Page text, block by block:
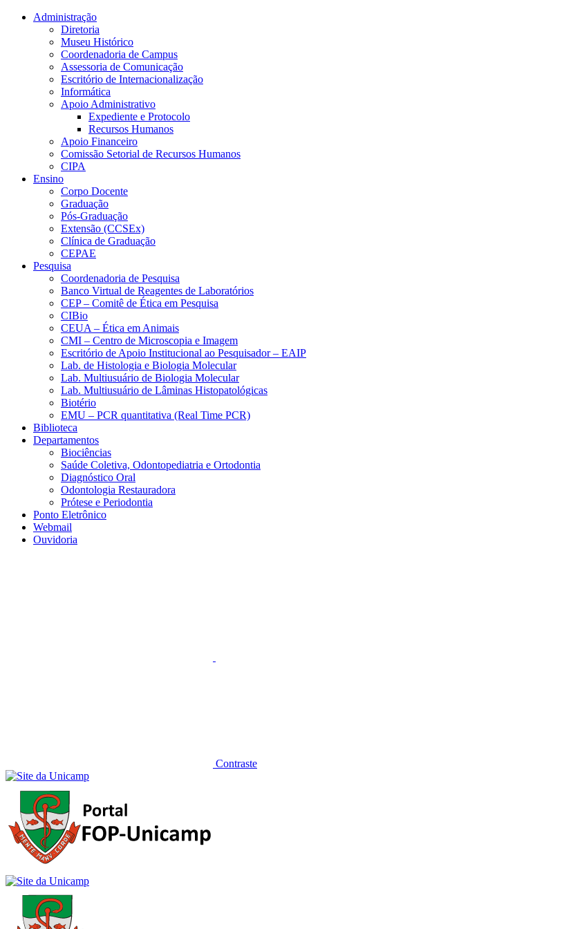
Conteúdo principal Menu principal
Administração
Diretoria
Museu Histórico
Coordenadoria de Campus
Assessoria de Comunicação
Escritório de Internacionalização
Informática
Apoio Administrativo
Expediente e Protocolo
Recursos Humanos
Apoio Financeiro
Comissão Setorial de Recursos Humanos
CIPA
Ensino
Corpo Docente
Graduação
Pós-Graduação
Extensão (CCSEx)
Clínica de Graduação
CEPAE
Pesquisa
Coordenadoria de Pesquisa
Banco Virtual de Reagentes de Laboratórios
CEP – Comitê de Ética em Pesquisa
CIBio
CEUA – Ética em Animais
CMI – Centro de Microscopia e Imagem
Escritório de Apoio Institucional ao Pesquisador – EAIP
Lab. de Histologia e Biologia Molecular
Lab. Multiusuário de Biologia Molecular
Lab. Multiusuário de Lâminas Histopatológicas
Biotério
EMU – PCR quantitativa (Real Time PCR)
Biblioteca
Departamentos
Biociências
Saúde Coletiva, Odontopediatria e Ortodontia
Diagnóstico Oral
Odontologia Restauradora
Prótese e Periodontia
Ponto Eletrônico
Webmail
Ouvidoria
Contraste